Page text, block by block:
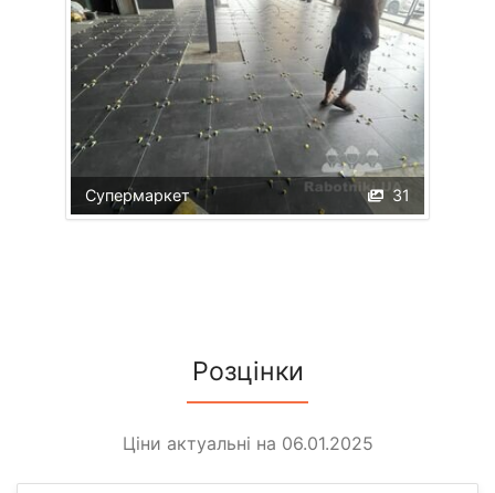
31
Супермаркет
Розцінки
Ціни актуальні на 06.01.2025